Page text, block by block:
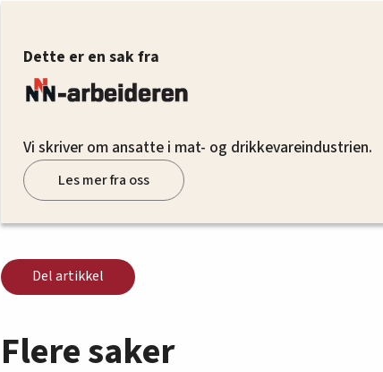
Dette er en sak fra
Vi skriver om ansatte i mat- og drikkevareindustrien.
Les mer fra oss
Del artikkel
Flere saker